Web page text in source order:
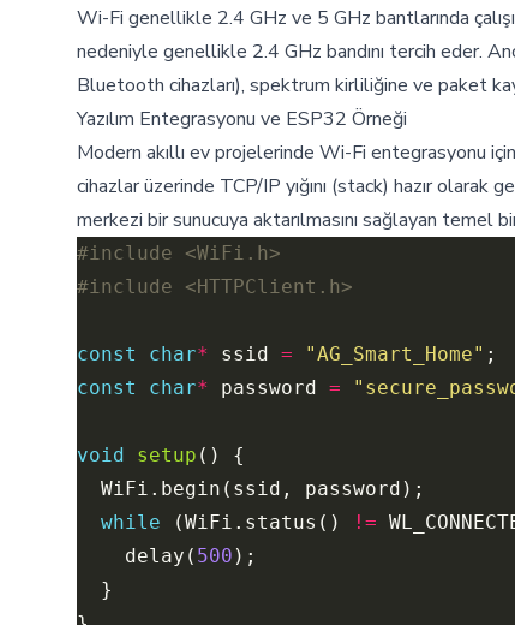
Wi-Fi genellikle 2.4 GHz ve 5 GHz bantlarında
nedeniyle genellikle 2.4 GHz bandını tercih eder.
Bluetooth cihazları), spektrum kirliliğine ve paket
Yazılım Entegrasyonu ve ESP32 Örneği
Modern akıllı ev projelerinde Wi-Fi entegrasyonu için
cihazlar üzerinde TCP/IP yığını (stack) hazır
merkezi bir sunucuya aktarılmasını sağlayan temel
#include
<WiFi.h>
#include
<HTTPClient.h>
const char* ssid = "AG_Smart_Home"
const
char* password =
void setup
while (WiFi.status() !=
    delay(
500